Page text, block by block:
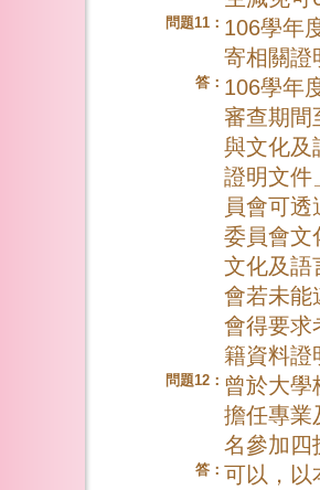
問題11： 106學年
寄相關證
答： 106學年
審查期間
與文化及
證明文件
員會可
委員會文
文化及語
會若未能
會得要求
籍資料證
問題12： 曾於大學
擔任專業
名參加四
答： 可以，以